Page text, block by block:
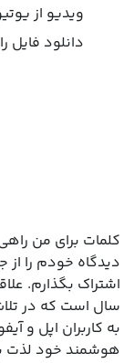
ویدیو از
دانلود فایل
کلمات برای من
دیدگاه خودم را از
اشتراک بگذارم.
سال است که در
به کاربران اپل و
هوشمند خود لذت